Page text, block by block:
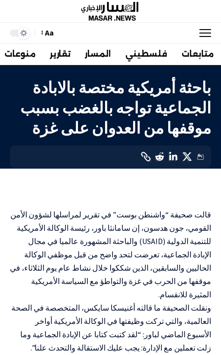
Aa
متابعات فلسطيني المسار تقارير منوعات
باحثة أمريكية مختصة بالابادة
الجماعية تواجه بالغضب بسبب
موقفها من العدوان على غزة
قالت صحيفة “واشنطن بوست” في تقرير لمراسلها لشؤون الأمن
القومي، جون هدسون، إن سامانثا باور، رئيسة الوكالة الأمريكية
للتنمية الدولية (USAID) والباحثة المشهورة عالميا في مجال
الإبادة الجماعية، تعرضت لتحد واضح من قبل موظفي الوكالة
الحاليين والسابقين، الذين شككوا خلال نشاط عام يوم الثلاثاء، في
موقفها من الحرب في غزة والتواطؤ مع السياسة الأمريكية
المثيرة للانقسام.
ونقلت الصحيفة ما قالته أغنيسكا سايكس، المتخصصة في الصحة
العالمية، والتي تركت وظيفتها في الوكالة الأمريكية أواخر
الأسبوع الماضي لباور: “لقد كتبت كتابا عن الإبادة الجماعية وما
زلت تعملين مع الإدارة: يجب عليك الاستقالة والتحدث علنا”.